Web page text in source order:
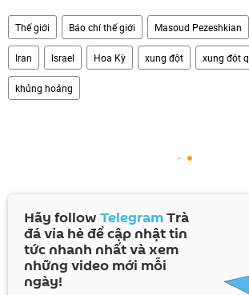
Thế giới Báo chí thế giới Masoud Pezeshkian
Iran Israel Hoa Kỳ xung đột xung đột
khủng hoảng
Hãy follow TelegramTrà
đá vỉa hè để cập nhật tin
tức nhanh nhất và xem
những video mới mỗi
ngày!